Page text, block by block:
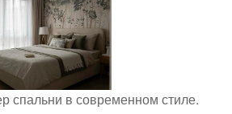
спальни в современном стиле.